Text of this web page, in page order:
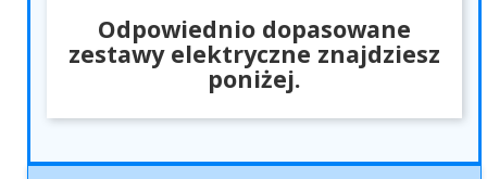
Odpowiednio dopasowane
zestawy elektryczne znajdziesz
poniżej.